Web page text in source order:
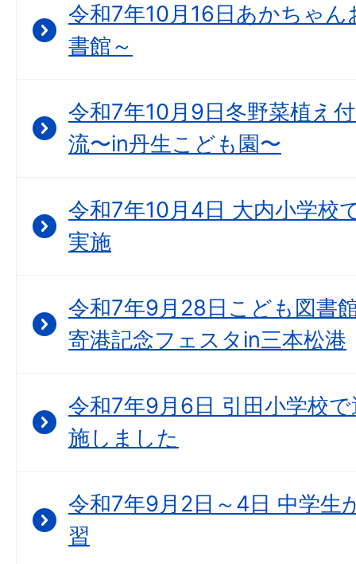
令和7年10月16日あかちゃ
書館～
令和7年10月9日冬野菜植え
流〜in丹生こども園〜
令和7年10月4日 大内小学校
実施
令和7年9月28日こども図書
寄港記念フェスタin三本松港
令和7年9月6日 引田小学校
施しました
令和7年9月2日～4日 中学生
習